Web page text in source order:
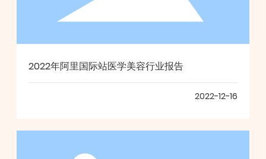
2022年阿里国际站医学美容行业报告
2022-12-16